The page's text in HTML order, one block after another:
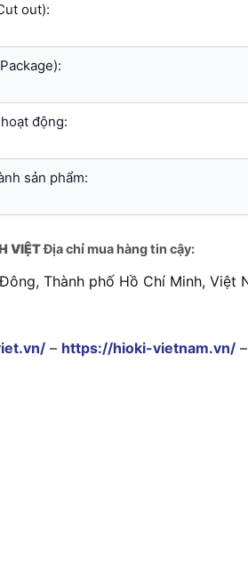
out):
động:
sản phẩm:
VIỆTĐịa chỉ mua hàng tin cậy:
Thành phố Hồ Chí Minh, Việt
– https://hioki-vietnam.vn/ –